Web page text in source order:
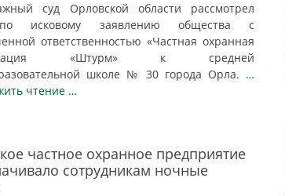
суд Орловской области рассмотрел
исковому заявлению общества с
ответственностью «Частная охранная
«Штурм» к средней
школе № 30 города Орла. …
чтение …
частное охранное предприятие
сотрудникам ночные